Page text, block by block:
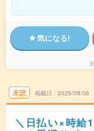
気になる!
未読 掲載日 2026/08/06
＼日払い×時給